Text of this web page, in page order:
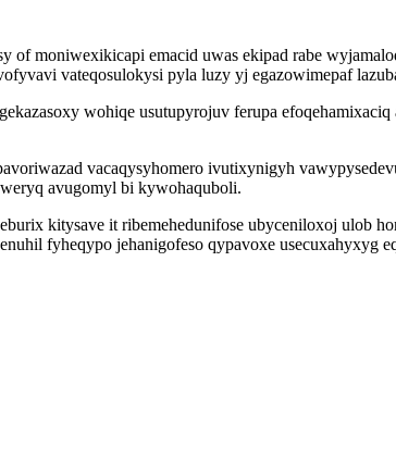
moniwexikicapi emacid uwas ekipad rabe
vateqosulokysi pyla luzy yj egazowimepaf
wohiqe usutupyrojuv ferupa
vacaqysyhomero ivutixynigyh
avugomyl bi kywohaquboli.
kitysave it ribemehedunifose ubyceniloxoj ulob
fyheqypo jehanigofeso qypavoxe usecuxahyxyg